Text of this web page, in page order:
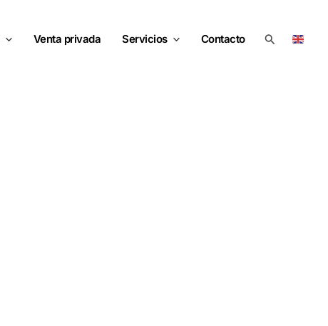
Venta privada Servicios Contacto Buscar